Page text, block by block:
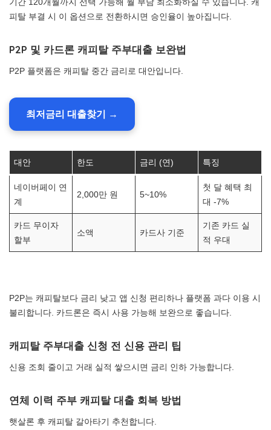
피탈 부결 시 이 옵션으로 전환하시면 승인율이 높아집니다.
P2P 및 카드론 캐피탈 주부대출 보완법
P2P 플랫폼은 캐피탈 중간 금리로 대안입니다.
최저금리 대출찾기 →
대안 한도 금리 (연) 특징
네이버페이 연
계
2,000만 원 5~10%
첫 달 혜택 최
대 -7%
카드 무이자
할부
소액 카드사 기준
기존 카드 실
적 우대
P2P는 캐피탈보다 금리 낮고 앱 신청 편리하나 플랫폼 과다 이용 시
불리합니다. 카드론은 즉시 사용 가능해 보완으로 좋습니다.
캐피탈 주부대출 신청 전 신용 관리 팁
신용 조회 줄이고 거래 실적 쌓으시면 금리 인하 가능합니다.
연체 이력 주부 캐피탈 대출 회복 방법
햇살론 후 캐피탈 갈아타기 추천합니다.